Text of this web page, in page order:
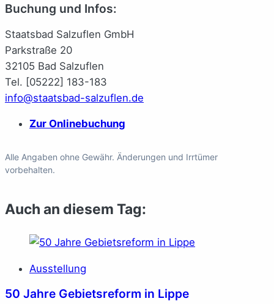
Buchung und Infos:
Staatsbad Salzuflen GmbH
Parkstraße 20
32105 Bad Salzuflen
Tel. [05222] 183-183
info@staatsbad-salzuflen.de
Zur Onlinebuchung
Alle Angaben ohne Gewähr. Änderungen und Irrtümer
vorbehalten.
Auch an diesem Tag:
Ausstellung
50 Jahre Gebietsreform in Lippe